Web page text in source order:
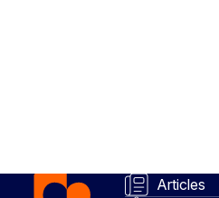
Articles